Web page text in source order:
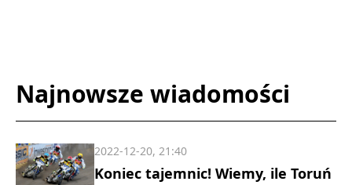
Najnowsze wiadomości
Koniec tajemnic! Wiemy, ile Toruń
2022-12-20, 21:40